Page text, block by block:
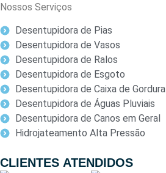
Nossos Serviços
Desentupidora de Pias
Desentupidora de Vasos
Desentupidora de Ralos
Desentupidora de Esgoto
Desentupidora de Caixa de Gordura
Desentupidora de Águas Pluviais
Desentupidora de Canos em Geral
Hidrojateamento Alta Pressão
CLIENTES ATENDIDOS